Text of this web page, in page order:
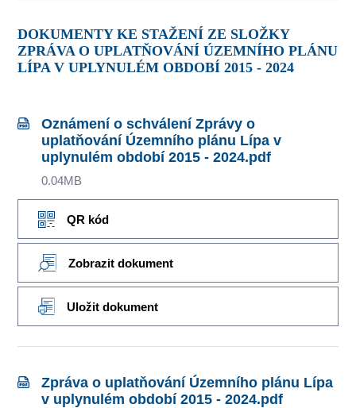
DOKUMENTY KE STAŽENÍ ZE SLOŽKY
ZPRÁVA O UPLATŇOVÁNÍ ÚZEMNÍHO PLÁNU
LÍPA V UPLYNULÉM OBDOBÍ 2015 - 2024
Oznámení o schválení Zprávy o
uplatňování Územního plánu Lípa v
uplynulém období 2015 - 2024.pdf
0.04MB
QR kód
Zobrazit dokument
Uložit dokument
Zpráva o uplatňování Územního plánu Lípa
v uplynulém období 2015 - 2024.pdf